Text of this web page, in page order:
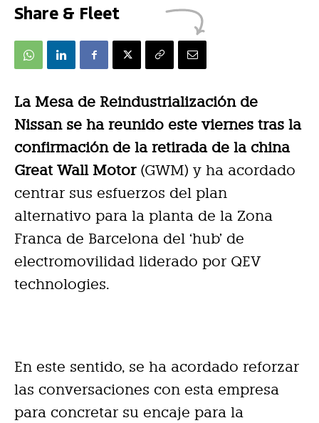
Share & Fleet
La Mesa de Reindustrialización de
Nissan se ha reunido este viernes tras la
confirmación de la retirada de la china
Great Wall Motor(GWM) y ha acordado
centrar sus esfuerzos del plan
alternativo para la planta de la Zona
Franca de Barcelona del ‘hub’ de
electromovilidad liderado por QEV
technologies.
En este sentido, se ha acordado reforzar
las conversaciones con esta empresa
para concretar su encaje para la